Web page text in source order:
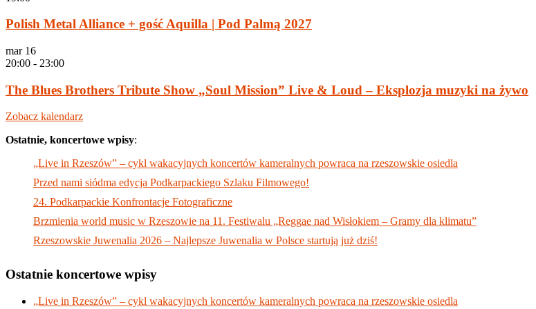
Polish Metal Alliance + gość Aquilla | Pod Palmą 2027
mar 16
20:00 - 23:00
The Blues Brothers Tribute Show „Soul Mission” Live & Loud – Eksplozja muzyki na żywo
Zobacz kalendarz
Ostatnie, koncertowe wpisy:
„Live in Rzeszów” – cykl wakacyjnych koncertów kameralnych powraca na rzeszowskie osiedla
Przed nami siódma edycja Podkarpackiego Szlaku Filmowego!
24. Podkarpackie Konfrontacje Fotograficzne
Brzmienia world music w Rzeszowie na 11. Festiwalu „Reggae nad Wisłokiem – Gramy dla klimatu”
Rzeszowskie Juwenalia 2026 – Najlepsze Juwenalia w Polsce startują już dziś!
Ostatnie koncertowe wpisy
„Live in Rzeszów” – cykl wakacyjnych koncertów kameralnych powraca na rzeszowskie osiedla